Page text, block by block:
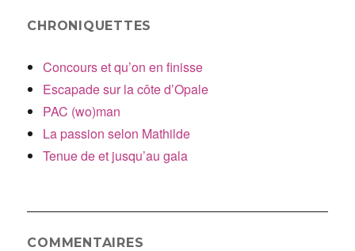
CHRONIQUETTES
Concours et qu’on en finisse
Escapade sur la côte d’Opale
PAC (wo)man
La passion selon Mathilde
Tenue de et jusqu’au gala
COMMENTAIRES